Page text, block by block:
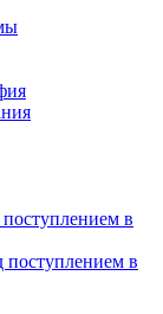
в
в